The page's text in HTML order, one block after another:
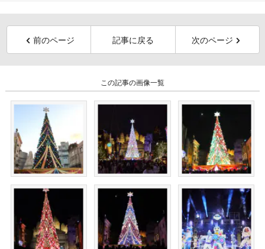
前のページ 記事に戻る 次のページ
この記事の画像一覧